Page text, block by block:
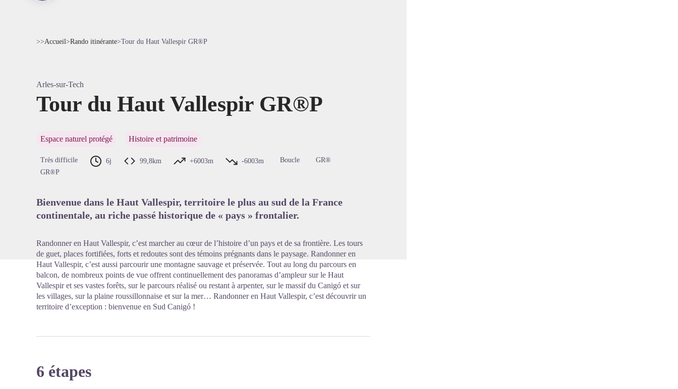
>>Accueil>Rando itinérante>Tour du Haut Vallespir GR®P
Arles-sur-Tech
Tour du Haut Vallespir GR®P
Espace naturel protégé Histoire et patrimoine
Très difficile 6j 99,8km +6003m -6003m Boucle
GR®
GR®P
Bienvenue dans le Haut Vallespir, territoire le plus au sud de la France
continentale, au riche passé historique de « pays » frontalier.
Randonner en Haut Vallespir, c’est marcher au cœur de l’histoire d’un pays et de sa frontière. Les tours
de guet, places fortifiées, forts et redoutes sont des témoins prégnants dans le paysage. Randonner en
Haut Vallespir, c’est aussi parcourir une montagne sauvage et préservée. Tout au long du parcours en
balcon, de nombreux points de vue offrent continuellement des panoramas d’ampleur sur le Haut
Vallespir et ses vastes forêts, sur le parcours réalisé ou restant à arpenter, sur le massif du Canigó et sur
les villages, sur la plaine roussillonnaise et sur la mer… Randonner en Haut Vallespir, c’est découvrir un
territoire d’exception : bienvenue en Sud Canigó !
6 étapes